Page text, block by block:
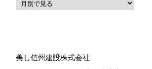
美し信州建設株式会社